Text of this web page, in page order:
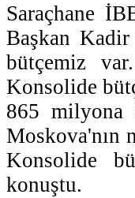
Saraçhane
Başkan
bütçemiz
Konsolide
865 milyona
Moskova'nın
Konsolide
konuştu.